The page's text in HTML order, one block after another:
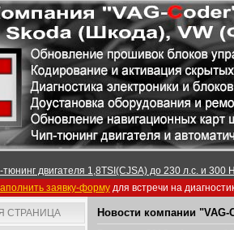
тюнинг двигателя 1,8TSI(CJSA) до 230 л.с. и
заявку-формудля встречи на
СТРАНИЦА Новости компании "VAG-